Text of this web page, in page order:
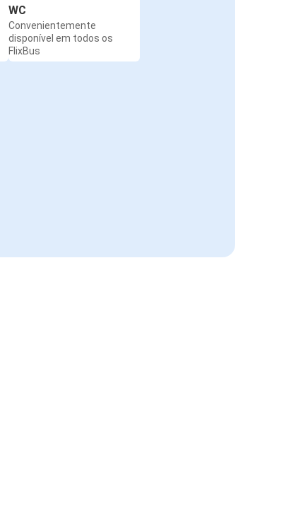
WC
Convenientemente
disponível em todos os
FlixBus